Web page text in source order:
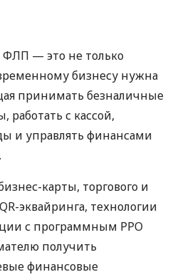
ФЛП — это не только
бизнесу нужна
принимать безналичные
работать с кассой,
и управлять финансами
карты, торгового и
эквайринга, технологии
с программным РРО
получить
финансовые